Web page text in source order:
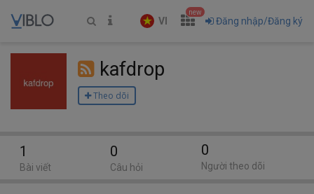
VI
new
Đăng nhập/Đăng ký
kafdrop
Theo dõi
1
Bài viết
0
Câu hỏi
0
Người theo dõi